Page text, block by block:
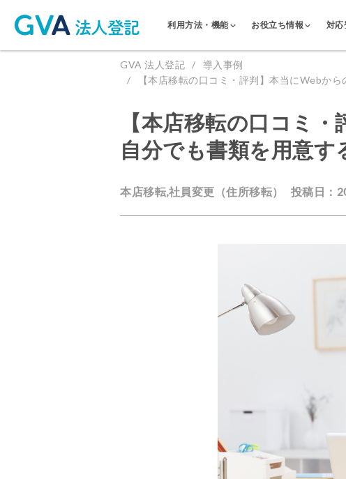
利用方法・機能 お役立ち情報 対応
GVA 法人登記
導入事例
【本店移転の口コミ・評判】本当にWebか
【本店移転の口コミ
自分でも書類を用意
本店移転,社員変更（住所移転） 投稿日：